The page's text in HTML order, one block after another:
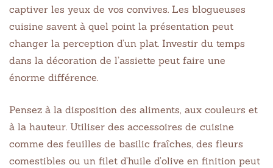
captiver les yeux de vos convives. Les blogueuses
cuisine savent à quel point la présentation peut
changer la perception d’un plat. Investir du temps
dans la décoration de l’assiette peut faire une
énorme différence.
Pensez à la disposition des aliments, aux couleurs et
à la hauteur. Utiliser des accessoires de cuisine
comme des feuilles de basilic fraîches, des fleurs
comestibles ou un filet d’huile d’olive en finition peut